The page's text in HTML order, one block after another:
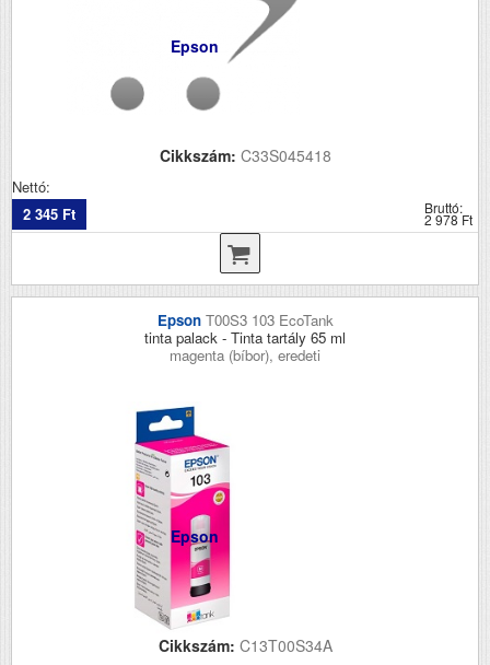
Epson
Cikkszám: C33S045418
Nettó:
2 345 Ft
Bruttó:
2 978 Ft
Epson T00S3 103 EcoTank
tinta palack - Tinta tartály 65 ml
magenta (bíbor), eredeti
Epson
Cikkszám: C13T00S34A